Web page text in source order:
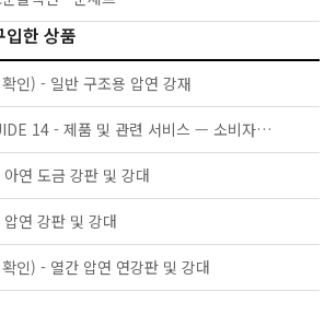
입한 상품
인) - 일반 구조용 압연 강재
KS A ISO/IEC GUIDE 14 - 제품 및 관련 서비스 — 소비자를 위한 정보
연 도금 강판 및 강대
연 강판 및 강대
인) - 열간 압연 연강판 및 강대